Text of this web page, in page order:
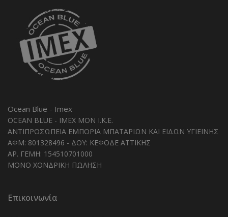
Ocean Blue - Imex
OCEAN BLUE - IMEX MON I.K.E.
ΑΝΤΙΠΡΟΣΩΠΕΙΑ ΕΜΠΟΡΙΑ ΜΠΑΤΑΡΙΩΝ ΚΑΙ ΕΙΔΩΝ ΥΓΙΕΙΝΗΣ
ΑΦΜ: 801328496 - ΔΟΥ: ΚΕΦΟΔΕ ΑΤΤΙΚΗΣ
ΑΡ. ΓΕΜΗ: 154510701000
ΜΟΝΟ ΧΟΝΔΡΙΚΗ ΠΩΛΗΣΗ
Επικοινωνία